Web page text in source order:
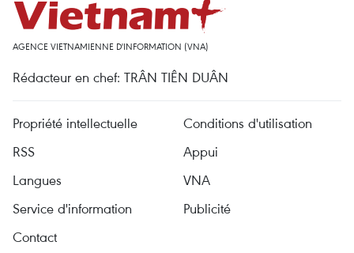
AGENCE VIETNAMIENNE D'INFORMATION (VNA)
Rédacteur en chef: TRÂN TIÊN DUÂN
Propriété intellectuelle
Conditions d'utilisation
RSS
Appui
Langues
VNA
Service d'information
Publicité
Contact